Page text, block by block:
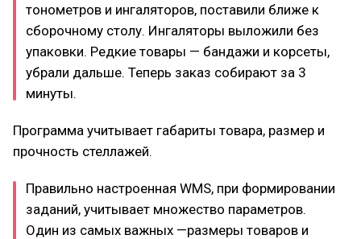
тонометров и ингаляторов, поставили ближе к
сборочному столу. Ингаляторы выложили без
упаковки. Редкие товары — бандажи и корсеты,
убрали дальше. Теперь заказ собирают за 3
минуты.
Программа учитывает габариты товара, размер и
прочность стеллажей.
Правильно настроенная WMS, при формировании
заданий, учитывает множество параметров.
Один из самых важных —размеры товаров и